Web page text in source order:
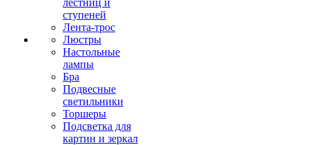
лестниц и
ступеней
Лента-трос
Люстры
Настольные
лампы
Бра
Подвесные
светильники
Торшеры
Подсветка для
картин и зеркал